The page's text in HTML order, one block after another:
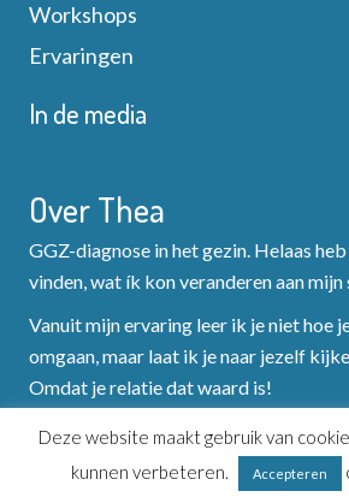
Workshops
Ervaringen
In de media
Over Thea
GGZ-diagnose in het gezin. Helaas
vinden, wat ík kon veranderen aan mijn
Vanuit mijn ervaring leer ik je niet hoe
omgaan, maar laat ik je naar jezelf
Omdat je relatie dat waard is!
Deze website maakt gebruik van
kunnen verbeteren.
Accepteren